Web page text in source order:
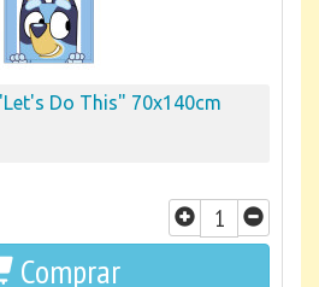
Do This" 70x140cm
Comprar